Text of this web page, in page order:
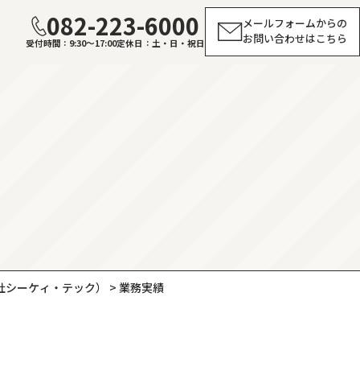
082-223-6000
受付時間 9:30～17:00定休日 土・日・祝日
メールフォームからの
お問い合わせはこちら
ーケィ・テック） > 業務実績